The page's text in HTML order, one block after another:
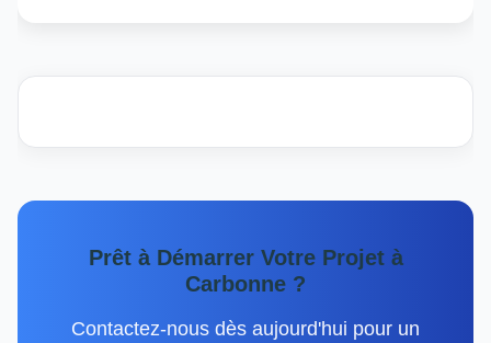
Prêt à Démarrer Votre Projet à
Carbonne ?
Contactez-nous dès aujourd'hui pour un